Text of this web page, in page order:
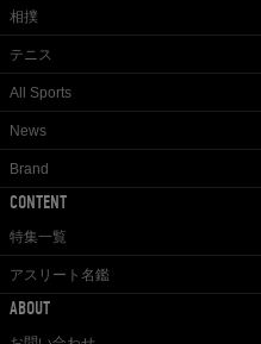
相撲
テニス
All Sports
News
Brand
CONTENT
特集一覧
アスリート名鑑
ABOUT